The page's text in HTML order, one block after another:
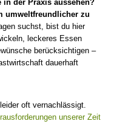
in der Praxis aussehen?
umweltfreundlicher zu
suchst, bist du hier
leckeres Essen
berücksichtigen –
dauerhaft
oft vernachlässigt.
unserer Zeit